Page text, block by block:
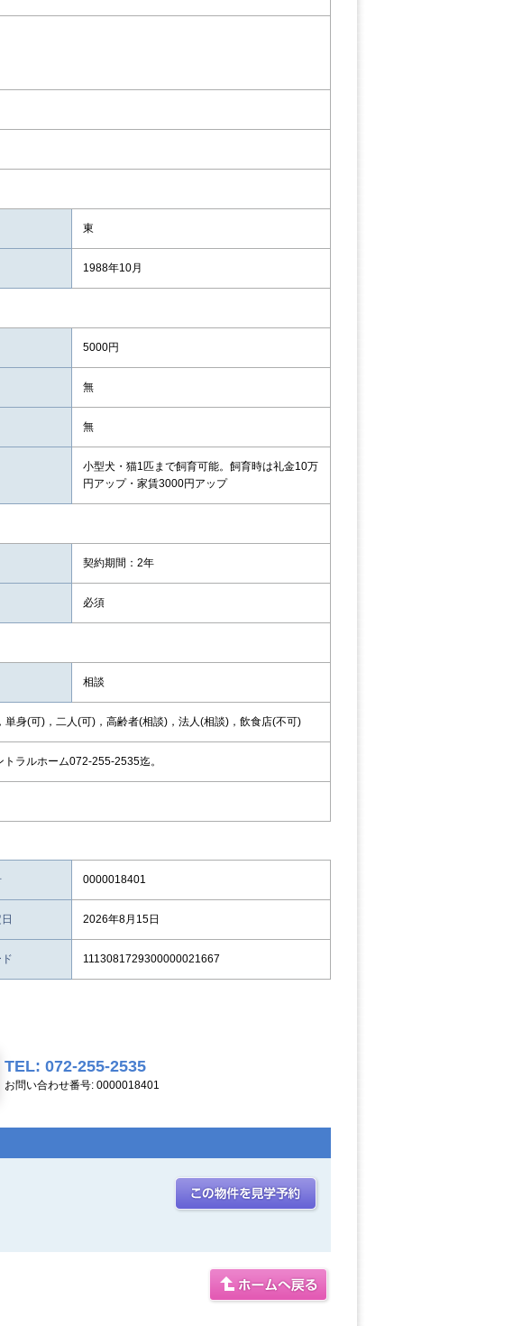
東
1988年10月
5000円
無
無
小型犬・猫1匹まで飼育可能。飼育時は礼金10万
円アップ・家賃3000円アップ
契約期間：2年
必須
相談
身(可)，二人(可)，高齢者(相談)，法人(相談)，飲食店(不可)
ラルホーム072-255-2535迄。
0000018401
2026年8月15日
1113081729300000021667
TEL: 072-255-2535
お問い合わせ番号: 0000018401